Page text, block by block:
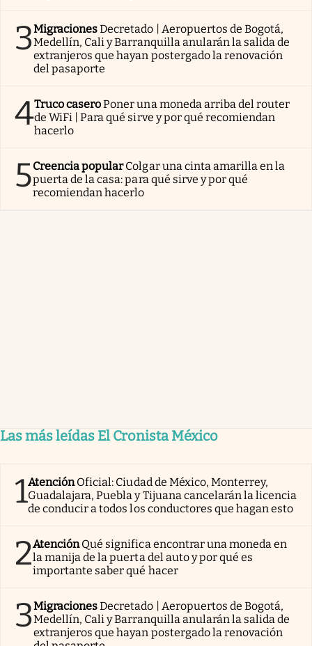
3MigracionesDecretado | Aeropuertos de Bogotá,
Medellín, Cali y Barranquilla anularán la salida de
extranjeros que hayan postergado la renovación
del pasaporte
4Truco caseroPoner una moneda arriba del router
de WiFi | Para qué sirve y por qué recomiendan
hacerlo
5Creencia popularColgar una cinta amarilla en la
puerta de la casa: para qué sirve y por qué
recomiendan hacerlo
Las más leídas El Cronista México
1AtenciónOficial: Ciudad de México, Monterrey,
Guadalajara, Puebla y Tijuana cancelarán la licencia
de conducir a todos los conductores que hagan esto
2AtenciónQué significa encontrar una moneda en
la manija de la puerta del auto y por qué es
importante saber qué hacer
3MigracionesDecretado | Aeropuertos de Bogotá,
Medellín, Cali y Barranquilla anularán la salida de
extranjeros que hayan postergado la renovación